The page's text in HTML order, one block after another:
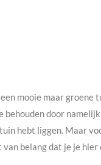
mooie maar groene
behouden door
hebt liggen. Maar
belang dat je je